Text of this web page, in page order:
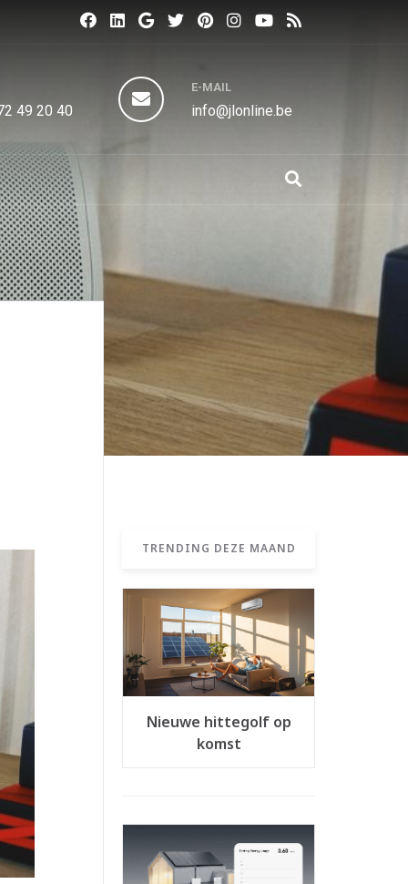
49 20 40
E-MAIL
info@jlonline.be
TRENDING DEZE MAAND
Nieuwe hittegolf op
komst